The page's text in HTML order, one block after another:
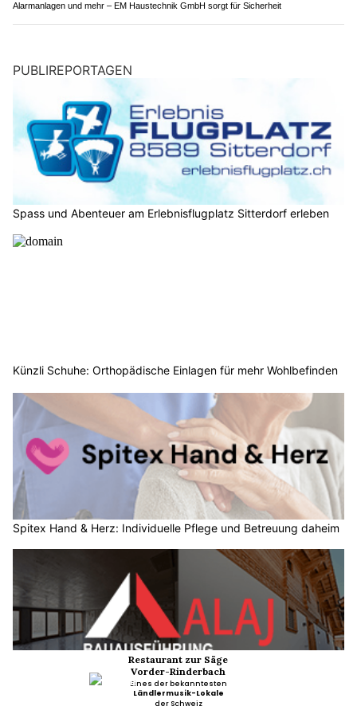
Alarmanlagen und mehr – EM Haustechnik GmbH sorgt für Sicherheit
PUBLIREPORTAGEN
Spass und Abenteuer am Erlebnisflugplatz Sitterdorf erleben
Künzli Schuhe: Orthopädische Einlagen für mehr Wohlbefinden
Spitex Hand & Herz: Individuelle Pflege und Betreuung daheim
ALAJ Bauausführung Gipser und Maler AG, Heimberg BE: Ihr